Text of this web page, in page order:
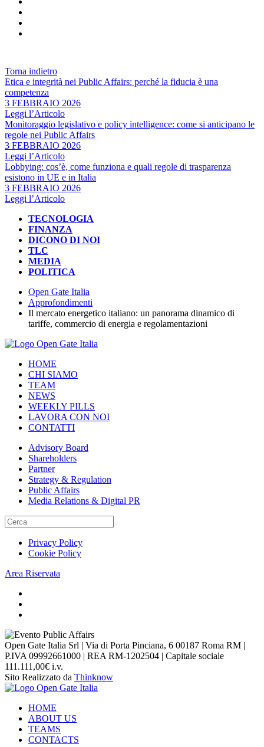
Torna indietro
Etica e integrità nei Public Affairs: perché la fiducia è una
competenza
3 FEBBRAIO 2026
Leggi l’Articolo
Monitoraggio legislativo e policy intelligence: come si anticipano le
regole nei Public Affairs
3 FEBBRAIO 2026
Leggi l’Articolo
Lobbying: cos’è, come funziona e quali regole di trasparenza
esistono in UE e in Italia
3 FEBBRAIO 2026
Leggi l’Articolo
TECNOLOGIA
FINANZA
DICONO DI NOI
TLC
MEDIA
POLITICA
Open Gate Italia
Approfondimenti
Il mercato energetico italiano: un panorama dinamico di
tariffe, commercio di energia e regolamentazioni
HOME
CHI SIAMO
TEAM
NEWS
WEEKLY PILLS
LAVORA CON NOI
CONTATTI
Advisory Board
Shareholders
Partner
Strategy & Regulation
Public Affairs
Media Relations & Digital PR
Privacy Policy
Cookie Policy
Area Riservata
Open Gate Italia Srl | Via di Porta Pinciana, 6 00187 Roma RM |
P.IVA 09992661000 | REA RM-1202504 | Capitale sociale
111.111,00€ i.v.
Sito Realizzato da Thinknow
HOME
ABOUT US
TEAMS
CONTACTS